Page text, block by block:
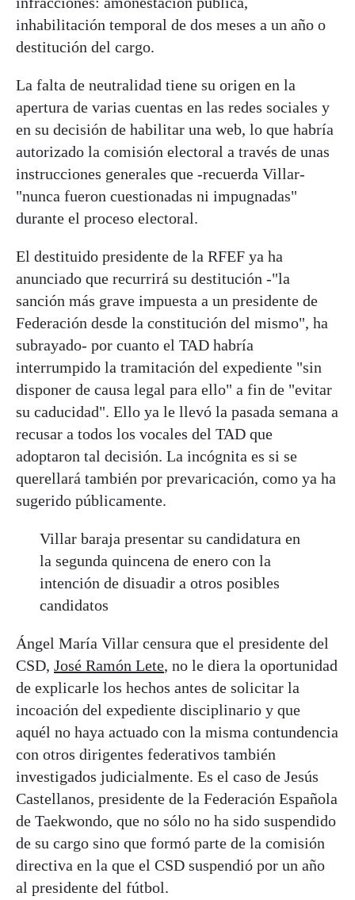
inhabilitación temporal de dos meses a un año o
destitución del cargo.
La falta de neutralidad tiene su origen en la
apertura de varias cuentas en las redes sociales y
en su decisión de habilitar una web, lo que habría
autorizado la comisión electoral a través de unas
instrucciones generales que -recuerda Villar-
"nunca fueron cuestionadas ni impugnadas"
durante el proceso electoral.
El destituido presidente de la RFEF ya ha
anunciado que recurrirá su destitución -"la
sanción más grave impuesta a un presidente de
Federación desde la constitución del mismo", ha
subrayado- por cuanto el TAD habría
interrumpido la tramitación del expediente "sin
disponer de causa legal para ello" a fin de "evitar
su caducidad". Ello ya le llevó la pasada semana a
recusar a todos los vocales del TAD que
adoptaron tal decisión. La incógnita es si se
querellará también por prevaricación, como ya ha
sugerido públicamente.
Villar baraja presentar su candidatura en
la segunda quincena de enero con la
intención de disuadir a otros posibles
candidatos
Ángel María Villar censura que el presidente del
CSD, José Ramón Lete, no le diera la oportunidad
de explicarle los hechos antes de solicitar la
incoación del expediente disciplinario y que
aquél no haya actuado con la misma contundencia
con otros dirigentes federativos también
investigados judicialmente. Es el caso de Jesús
Castellanos, presidente de la Federación Española
de Taekwondo, que no sólo no ha sido suspendido
de su cargo sino que formó parte de la comisión
directiva en la que el CSD suspendió por un año
al presidente del fútbol.